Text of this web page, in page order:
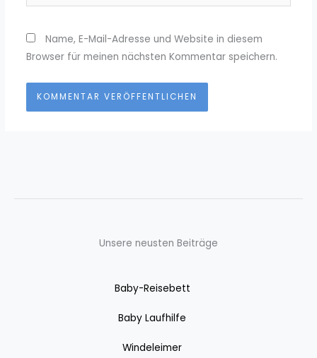
Name, E-Mail-Adresse und Website in diesem
Browser für meinen nächsten Kommentar speichern.
Unsere neusten Beiträge
Baby-Reisebett
Baby Laufhilfe
Windeleimer